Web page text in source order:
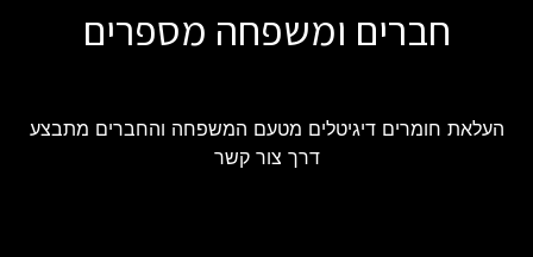
חברים ומשפחה מספרים
העלאת חומרים דיגיטלים מטעם המשפחה והחברים מתבצע
דרך צור קשר